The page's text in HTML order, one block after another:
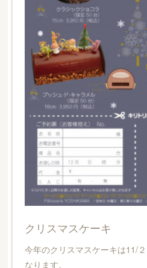
クリスマスケーキ
今年のクリスマスケーキは11/
なります。